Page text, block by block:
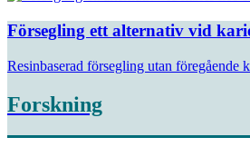
Försegling ett alternativ vid
Resinbaserad försegling utan föregående
Forskning